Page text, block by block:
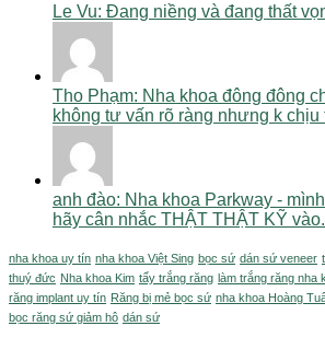
Le Vu: Đang niềng và đang thất
Tho Phạm: Nha khoa đông đông
không tư vấn rõ ràng nhưng k chịu
anh đào: Nha khoa Parkway -
hãy cân nhắc THẬT THẬT KỸ
nha khoa uy tín nha khoa Việt Sing bọc sứ dán sứ veneer
thuý đức Nha khoa Kim tẩy trắng răng làm trắng răng nha
răng implant uy tín Răng bị mẻ bọc sứ nha khoa Hoàng
bọc răng sứ giảm hô dán sứ